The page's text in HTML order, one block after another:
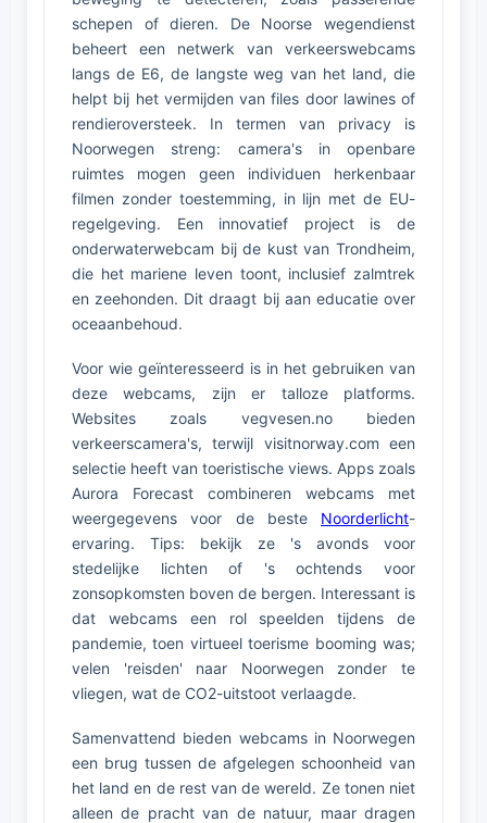
schepen of dieren. De Noorse wegendienst
beheert een netwerk van verkeerswebcams
langs de E6, de langste weg van het land, die
helpt bij het vermijden van files door lawines of
rendieroversteek. In termen van privacy is
Noorwegen streng: camera's in openbare
ruimtes mogen geen individuen herkenbaar
filmen zonder toestemming, in lijn met de EU-
regelgeving. Een innovatief project is de
onderwaterwebcam bij de kust van Trondheim,
die het mariene leven toont, inclusief zalmtrek
en zeehonden. Dit draagt bij aan educatie over
oceaanbehoud.
Voor wie geïnteresseerd is in het gebruiken van
deze webcams, zijn er talloze platforms.
Websites zoals vegvesen.no bieden
verkeerscamera's, terwijl visitnorway.com een
selectie heeft van toeristische views. Apps zoals
Aurora Forecast combineren webcams met
weergegevens voor de beste Noorderlicht-
ervaring. Tips: bekijk ze 's avonds voor
stedelijke lichten of 's ochtends voor
zonsopkomsten boven de bergen. Interessant is
dat webcams een rol speelden tijdens de
pandemie, toen virtueel toerisme booming was;
velen 'reisden' naar Noorwegen zonder te
vliegen, wat de CO2-uitstoot verlaagde.
Samenvattend bieden webcams in Noorwegen
een brug tussen de afgelegen schoonheid van
het land en de rest van de wereld. Ze tonen niet
alleen de pracht van de natuur, maar dragen